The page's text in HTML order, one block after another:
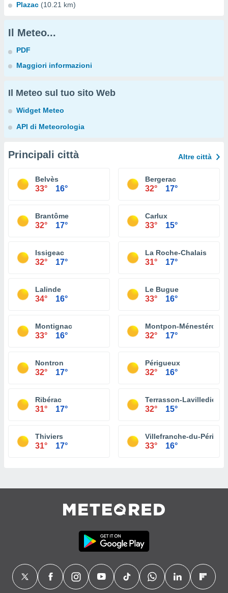
Plazac (10.21 km)
Il Meteo...
PDF
Maggiori informazioni
Il Meteo sul tuo sito Web
Widget Meteo
API di Meteorologia
Principali città Altre città
Belvès
33° 16°
Bergerac
32° 17°
Brantôme
32° 17°
Carlux
33° 15°
Issigeac
32° 17°
La Roche-Chalais
31° 17°
Lalinde
34° 16°
Le Bugue
33° 16°
Montignac
33° 16°
Montpon-Ménestérol
32° 17°
Nontron
32° 17°
Périgueux
32° 16°
Ribérac
31° 17°
Terrasson-Lavilledieu
32° 15°
Thiviers
31° 17°
Villefranche-du-
33° 16°